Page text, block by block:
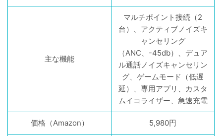
主な機能
マルチポイント接続（2
台）、アクティブノイズキ
ャンセリング
（ANC、-45db）、デュア
ル通話ノイズキャンセリン
グ、ゲームモード（低遅
延）、専用アプリ、カスタ
ムイコライザー、急速充電
価格（Amazon） 5,980円